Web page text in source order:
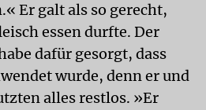
Er galt als so gerecht,
essen durfte. Der
dafür gesorgt, dass
wurde, denn er und
alles restlos. »Er